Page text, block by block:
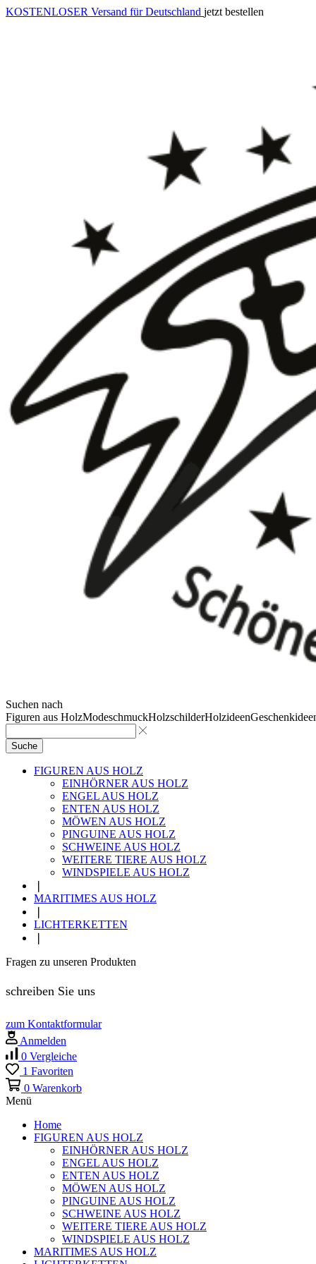
KOSTENLOSER Versand für Deutschland jetzt bestellen
Suchen nach
Figuren aus HolzModeschmuckHolzschilderHolzideen
Suche
FIGUREN AUS HOLZ
EINHÖRNER AUS HOLZ
ENGEL AUS HOLZ
ENTEN AUS HOLZ
MÖWEN AUS HOLZ
PINGUINE AUS HOLZ
SCHWEINE AUS HOLZ
WEITERE TIERE AUS HOLZ
WINDSPIELE AUS HOLZ
MARITIMES AUS HOLZ
LICHTERKETTEN
Fragen zu unseren Produkten
schreiben Sie uns
zum Kontaktformular
Anmelden
0 Vergleiche
1 Favoriten
0 Warenkorb
Menü
Home
FIGUREN AUS HOLZ
EINHÖRNER AUS HOLZ
ENGEL AUS HOLZ
ENTEN AUS HOLZ
MÖWEN AUS HOLZ
PINGUINE AUS HOLZ
SCHWEINE AUS HOLZ
WEITERE TIERE AUS HOLZ
WINDSPIELE AUS HOLZ
MARITIMES AUS HOLZ